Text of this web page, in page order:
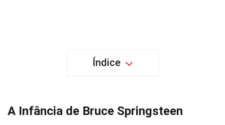
Índice
A Infância de Bruce Springsteen